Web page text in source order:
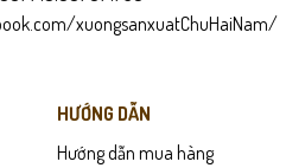
xuongsanxuatChuHaiNam/
HƯỚNG DẪN
Hướng dẫn mua hàng